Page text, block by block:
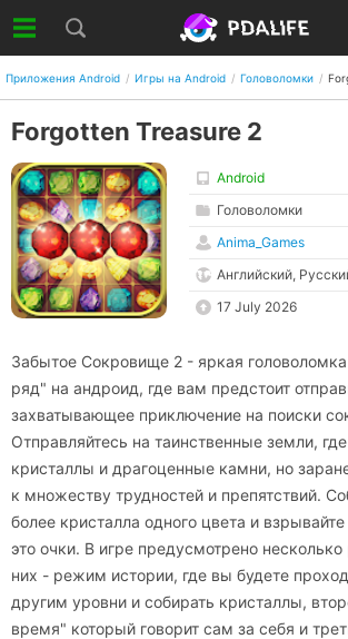
Приложения Android Игры на Android Головоломки
Forgotten Treasure 2
Android
Головоломки
Anima_Games
Английский,
17 July 2026
Забытое Сокровище 2 - яркая
ряд" на андроид, где вам предстоит
захватывающее приключение на поиски
Отправляйтесь на таинственные земли,
кристаллы и драгоценные камни, но
к множеству трудностей и препятствий.
более кристалла одного цвета и
это очки. В игре предусмотрено
них - режим истории, где вы будете
другим уровни и собирать кристаллы,
время" который говорит сам за себя и